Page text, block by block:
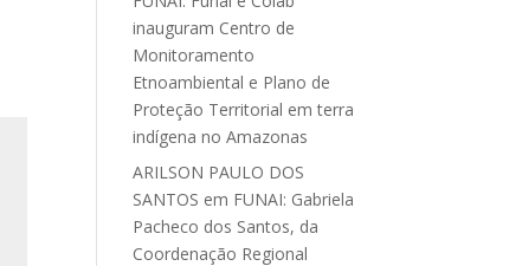
inauguram Centro de
Monitoramento
Etnoambiental e Plano de
Proteção Territorial em terra
indígena no Amazonas
ARILSON PAULO DOS
SANTOS em FUNAI: Gabriela
Pacheco dos Santos, da
Coordenação Regional